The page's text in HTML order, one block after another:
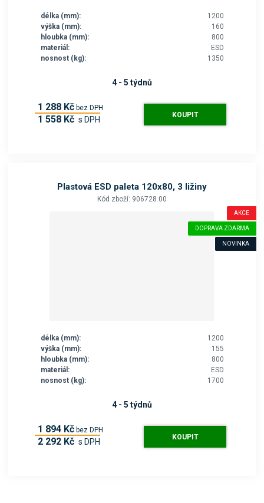
délka (mm):
1200
výška (mm):
160
hloubka (mm):
800
materiál:
ESD
nosnost (kg):
1350
4 - 5 týdnů
1 288 Kč bez DPH
1 558 Kč s DPH KOUPIT
Plastová ESD paleta 120x80, 3 ližiny
Kód zboží: 906728.00
AKCE
DOPRAVA ZDARMA
NOVINKA
délka (mm):
1200
výška (mm):
155
hloubka (mm):
800
materiál:
ESD
nosnost (kg):
1700
4 - 5 týdnů
1 894 Kč bez DPH
2 292 Kč s DPH KOUPIT